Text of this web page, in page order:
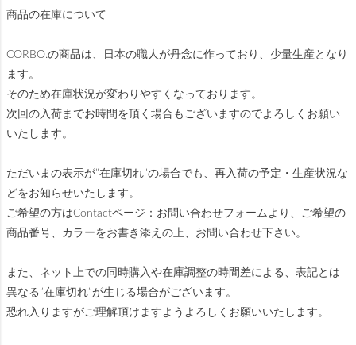
商品の在庫について
CORBO.の商品は、日本の職人が丹念に作っており、少量生産となり
ます。
そのため在庫状況が変わりやすくなっております。
次回の入荷までお時間を頂く場合もございますのでよろしくお願い
いたします。
ただいまの表示が”在庫切れ”の場合でも、再入荷の予定・生産状況な
どをお知らせいたします。
ご希望の方はContactページ：お問い合わせフォームより、ご希望の
商品番号、カラーをお書き添えの上、お問い合わせ下さい。
また、ネット上での同時購入や在庫調整の時間差による、表記とは
異なる”在庫切れ”が生じる場合がございます。
恐れ入りますがご理解頂けますようよろしくお願いいたします。